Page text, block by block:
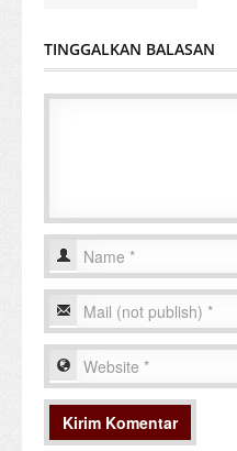
TINGGALKAN BALASAN